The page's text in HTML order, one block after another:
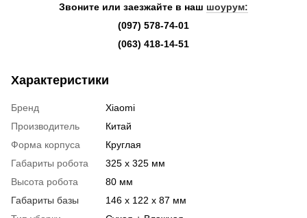
Звоните или заезжайте в наш шоурум:
(097) 578-74-01
(063) 418-14-51
Характеристики
Бренд
Xiaomi
Производитель
Китай
Форма корпуса
Круглая
Габариты робота
325 х 325 мм
Высота робота
80 мм
Габариты базы
146 х 122 х 87 мм